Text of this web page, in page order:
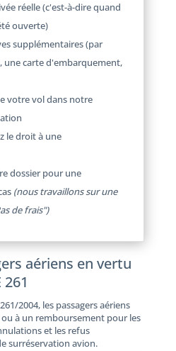
réelle (c'est-à-dire quand
ouverte)
supplémentaires (par
une carte d'embarquement,
votre vol dans notre
le droit à une
dossier pour une
(nous travaillons sur une
de frais")
aériens en vertu
2004, les passagers aériens
à un remboursement pour les
et les refus
surréservation avion.